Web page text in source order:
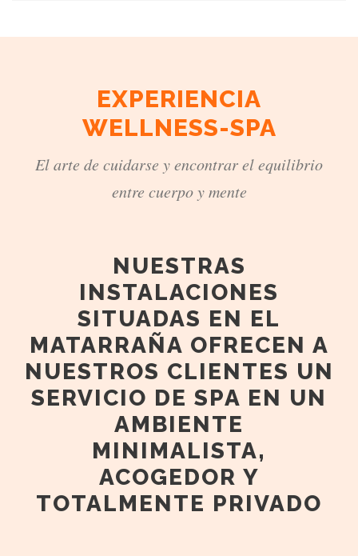
EXPERIENCIA
WELLNESS-SPA
El arte de cuidarse y encontrar el equilibrio
entre cuerpo y mente
NUESTRAS
INSTALACIONES
SITUADAS EN EL
MATARRAÑA OFRECEN A
NUESTROS CLIENTES UN
SERVICIO DE SPA EN UN
AMBIENTE
MINIMALISTA,
ACOGEDOR Y
TOTALMENTE PRIVADO